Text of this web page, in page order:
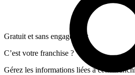
Gratuit et sans engagement
C’est votre franchise ?
Gérez les informations liées a cette